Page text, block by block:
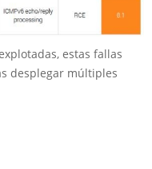
estas fallas
desplegar múltiples